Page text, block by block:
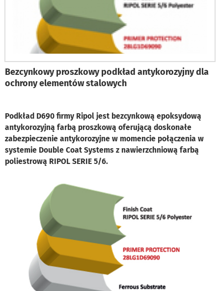
Bezcynkowy proszkowy podkład antykorozyjny dla
ochrony elementów stalowych
Podkład D690 firmy Ripol jest bezcynkową epoksydową
antykorozyjną farbą proszkową oferującą doskonałe
zabezpieczenie antykorozyjne w momencie połączenia w
systemie Double Coat Systems z nawierzchniową farbą
poliestrową RIPOL SERIE 5/6.